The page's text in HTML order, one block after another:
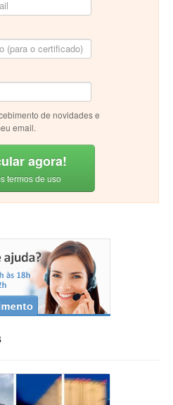
de novidades e
email.
agora!
termos de uso